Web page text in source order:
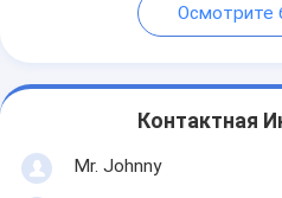
Осмотрите
Контактная
Mr. Johnny